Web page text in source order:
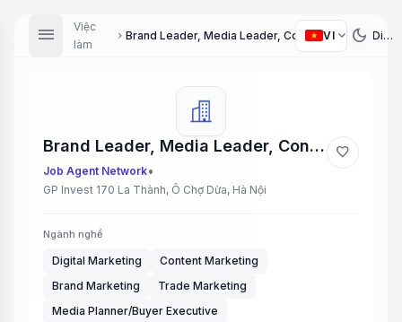
menu
Việc
làm
chevron_right Brand Leader, Media Leader, Content Leader, Digital Marketing, Trade Marketing (Marketing Team Leads, Digital Marketing, Trade Marketing)
VI expand_more dark_mode
Brand Leader, Media Leader, Content Leader, Digital Marketing, Trade Marketing (Marketing Team Leads, Digital Marketing, Trade Marketing)
Job Agent Network•
GP Invest 170 La Thành, Ô Chợ Dừa, Hà Nội
favorite
Ngành nghề
Digital Marketing
Content Marketing
Brand Marketing
Trade Marketing
Media Planner/Buyer Executive